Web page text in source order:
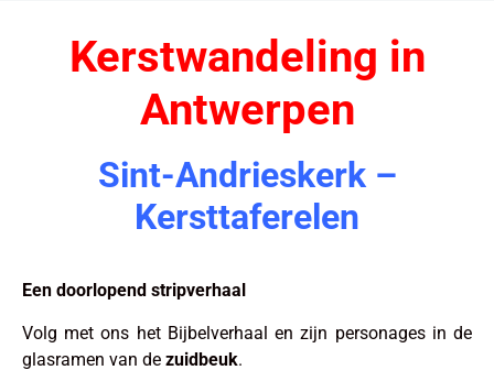
Kerstwandeling in
Antwerpen
Sint-Andrieskerk –
Kersttaferelen
Een doorlopend stripverhaal
Volg met ons het Bijbelverhaal en zijn personages in de
glasramen van de zuidbeuk.